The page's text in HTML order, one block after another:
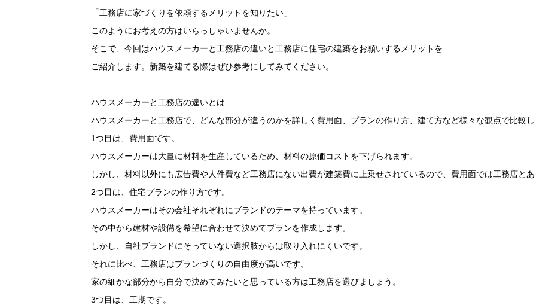
「工務店に家づくりを依頼するメリットを知りたい」
このようにお考えの方はいらっしゃいませんか。
そこで、今回はハウスメーカーと工務店の違いと工務店に住宅の建築をお願いするメリットを
ご紹介します。新築を建てる際はぜひ参考にしてみてください。
ハウスメーカーと工務店の違いとは
ハウスメーカーと工務店で、どんな部分が違うのかを詳しく費用面、プランの作り方、建て方など様々な観点で比較し
1つ目は、費用面です。
ハウスメーカーは大量に材料を生産しているため、材料の原価コストを下げられます。
しかし、材料以外にも広告費や人件費など工務店にない出費が建築費に上乗せされているので、費用面では工務店とあ
2つ目は、住宅プランの作り方です。
ハウスメーカーはその会社それぞれにブランドのテーマを持っています。
その中から建材や設備を希望に合わせて決めてプランを作成します。
しかし、自社ブランドにそっていない選択肢からは取り入れにくいです。
それに比べ、工務店はプランづくりの自由度が高いです。
家の細かな部分から自分で決めてみたいと思っている方は工務店を選びましょう。
3つ目は、工期です。